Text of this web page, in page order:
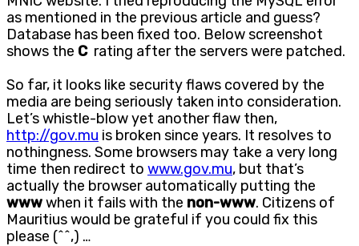
as mentioned in the previous article and guess?
Database has been fixed too. Below screenshot
shows the Crating after the servers were patched.
So far, it looks like security flaws covered by the
media are being seriously taken into consideration.
Let’s whistle-blow yet another flaw then,
http://gov.mu is broken since years. It resolves to
nothingness. Some browsers may take a very long
time then redirect to www.gov.mu, but that’s
actually the browser automatically putting the
wwwwhen it fails with the non-www. Citizens of
Mauritius would be grateful if you could fix this
please (^^,) …